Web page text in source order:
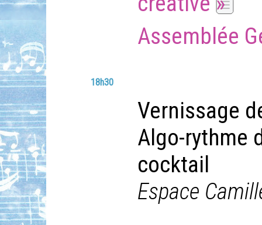
Assemblée
18h30
Vernissage
Algo-rythme
cocktail
Espace